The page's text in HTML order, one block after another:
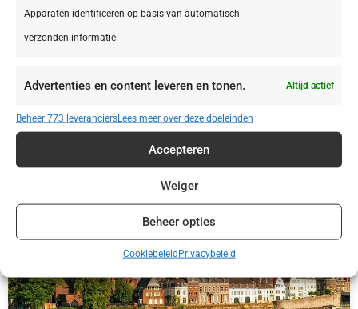
Apparaten identificeren op basis van automatisch
verzonden informatie.
Advertenties en content leveren en tonen. Altijd actief
Beheer 773 leveranciersLees meer over deze doeleinden
Accepteren
Weiger
Beheer opties
CookiebeleidPrivacybeleid
België, Brussel
Brussel Vilvoorde Campanile Hotel Brussel
Vilvoorde